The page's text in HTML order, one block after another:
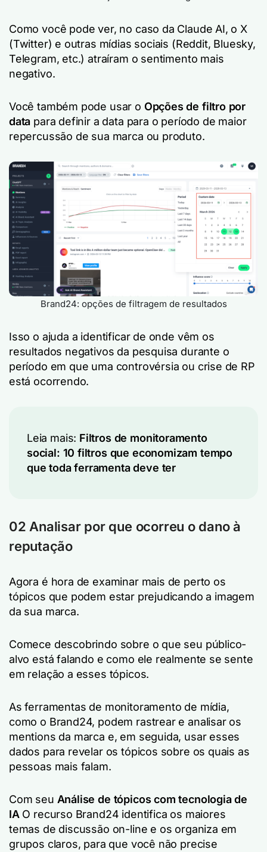
Como você pode ver, no caso da Claude AI, o X
(Twitter) e outras mídias sociais (Reddit, Bluesky,
Telegram, etc.) atraíram o sentimento mais
negativo.
Você também pode usar o Opções de filtro por
data para definir a data para o período de maior
repercussão de sua marca ou produto.
Brand24: opções de filtragem de resultados
Isso o ajuda a identificar de onde vêm os
resultados negativos da pesquisa durante o
período em que uma controvérsia ou crise de RP
está ocorrendo.
Leia mais: Filtros de monitoramento
social: 10 filtros que economizam tempo
que toda ferramenta deve ter
02 Analisar por que ocorreu o dano à
reputação
Agora é hora de examinar mais de perto os
tópicos que podem estar prejudicando a imagem
da sua marca.
Comece descobrindo sobre o que seu público-
alvo está falando e como ele realmente se sente
em relação a esses tópicos.
As ferramentas de monitoramento de mídia,
como o Brand24, podem rastrear e analisar os
mentions da marca e, em seguida, usar esses
dados para revelar os tópicos sobre os quais as
pessoas mais falam.
Com seu Análise de tópicos com tecnologia de
IA O recurso Brand24 identifica os maiores
temas de discussão on-line e os organiza em
grupos claros, para que você não precise